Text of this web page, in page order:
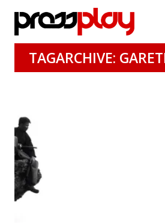
TAGARCHIVE: